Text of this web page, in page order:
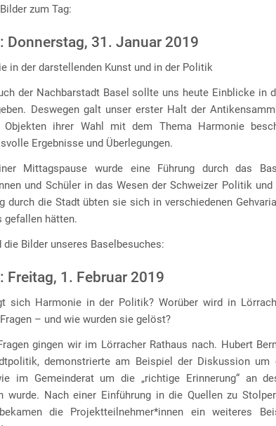
zum Tag:
Donnerstag, 31. Januar 2019
in der darstellenden Kunst und in der Politik
der Nachbarstadt Basel sollte uns heute Einblicke in
Deswegen galt unser erster Halt der
ihrer Wahl mit dem Thema Harmonie
Ergebnisse und Überlegungen.
Mittagspause wurde eine Führung durch das
und Schüler in das Wesen der Schweizer Politik
durch die Stadt übten sie sich in verschiedenen
gefallen hätten.
die Bilder unseres Baselbesuches:
Freitag, 1. Februar 2019
sich Harmonie in der Politik? Worüber wird in
– und wie wurden sie gelöst?
gingen wir im Lörracher Rathaus nach. Hubert
demonstrierte am Beispiel der Diskussion um
im Gemeinderat um die „richtige Erinnerung“ an
wurde. Nach einer Einführung in die Quellen zu
die Projektteilnehmer*innen ein weiteres